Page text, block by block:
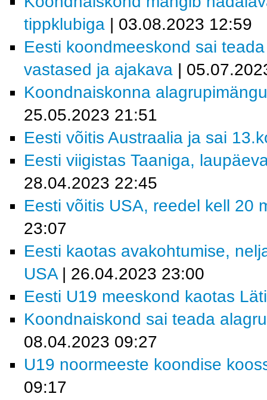
tippklubiga | 03.08.2023 12:59
Eesti koondmeeskond sai
vastased ja ajakava |
Koondnaiskonna
25.05.2023 21:51
Eesti võitis Austraalia ja sai
Eesti viigistas Taaniga,
28.04.2023 22:45
Eesti võitis USA, reedel kell 20
23:07
Eesti kaotas avakohtumise,
USA| 26.04.2023 23:00
Eesti U19 meeskond kaotas
Koondnaiskond sai teada
08.04.2023 09:27
U19 noormeeste koondise
09:17